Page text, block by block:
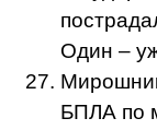
Один –
БПЛА по